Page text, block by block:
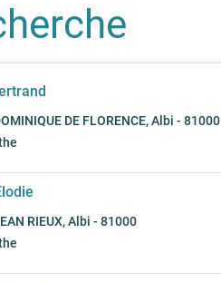
DE FLORENCE, Albi - 81000
RIEUX, Albi - 81000